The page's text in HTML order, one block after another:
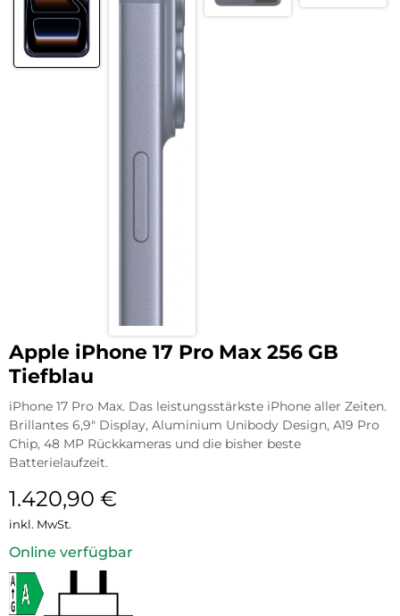
Apple iPhone 17 Pro Max 256 GB
Tiefblau
iPhone 17 Pro Max. Das leistungsstärkste iPhone aller Zeiten.
Brillantes 6,9″ Display, Aluminium Unibody Design, A19 Pro
Chip, 48 MP Rückkameras und die bisher beste
Batterielaufzeit.
1.420,90 €
inkl. MwSt.
Online verfügbar